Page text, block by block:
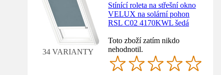
34 VARIANTY
Stínící roleta na střešní okno
VELUX na solární pohon
RSL C02 4170KWL šedá
Toto zboží zatím nikdo
nehodnotil.